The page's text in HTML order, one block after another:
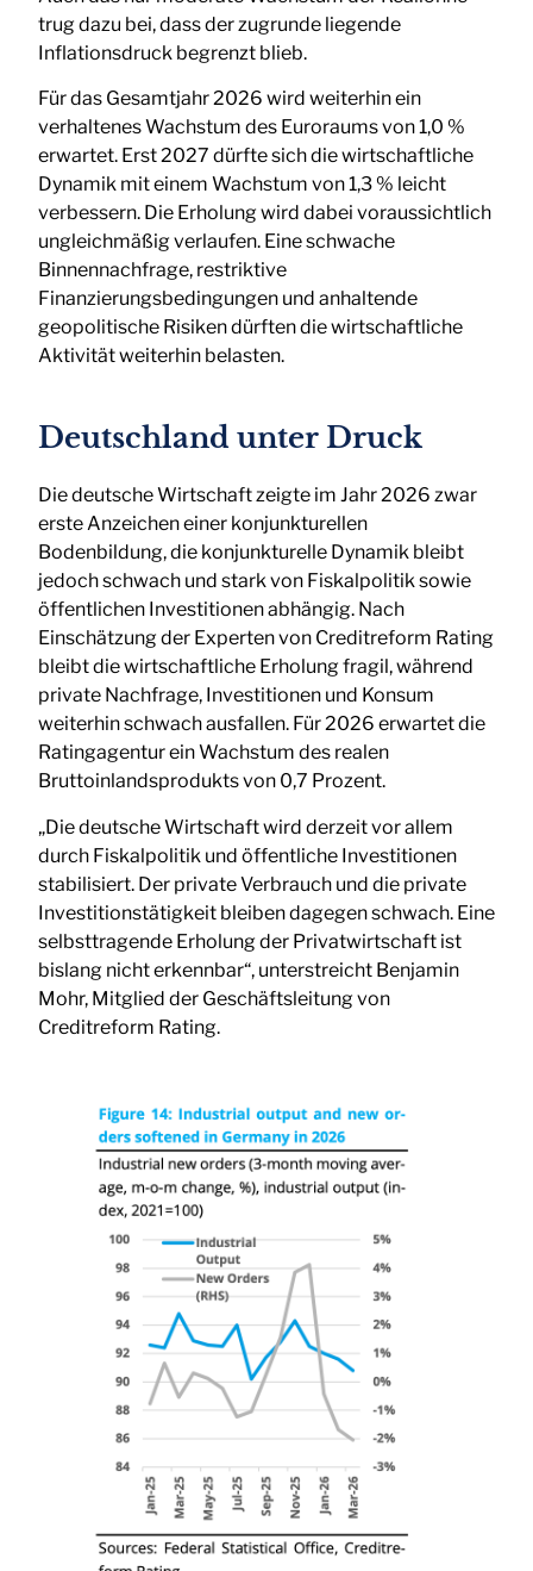
trug dazu bei, dass der zugrunde liegende
Inflationsdruck begrenzt blieb.
Für das Gesamtjahr 2026 wird weiterhin ein
verhaltenes Wachstum des Euroraums von 1,0 %
erwartet. Erst 2027 dürfte sich die wirtschaftliche
Dynamik mit einem Wachstum von 1,3 % leicht
verbessern. Die Erholung wird dabei voraussichtlich
ungleichmäßig verlaufen. Eine schwache
Binnennachfrage, restriktive
Finanzierungsbedingungen und anhaltende
geopolitische Risiken dürften die wirtschaftliche
Aktivität weiterhin belasten.
Deutschland unter Druck
Die deutsche Wirtschaft zeigte im Jahr 2026 zwar
erste Anzeichen einer konjunkturellen
Bodenbildung, die konjunkturelle Dynamik bleibt
jedoch schwach und stark von Fiskalpolitik sowie
öffentlichen Investitionen abhängig. Nach
Einschätzung der Experten von Creditreform Rating
bleibt die wirtschaftliche Erholung fragil, während
private Nachfrage, Investitionen und Konsum
weiterhin schwach ausfallen. Für 2026 erwartet die
Ratingagentur ein Wachstum des realen
Bruttoinlandsprodukts von 0,7 Prozent.
„Die deutsche Wirtschaft wird derzeit vor allem
durch Fiskalpolitik und öffentliche Investitionen
stabilisiert. Der private Verbrauch und die private
Investitionstätigkeit bleiben dagegen schwach. Eine
selbsttragende Erholung der Privatwirtschaft ist
bislang nicht erkennbar“, unterstreicht Benjamin
Mohr, Mitglied der Geschäftsleitung von
Creditreform Rating.